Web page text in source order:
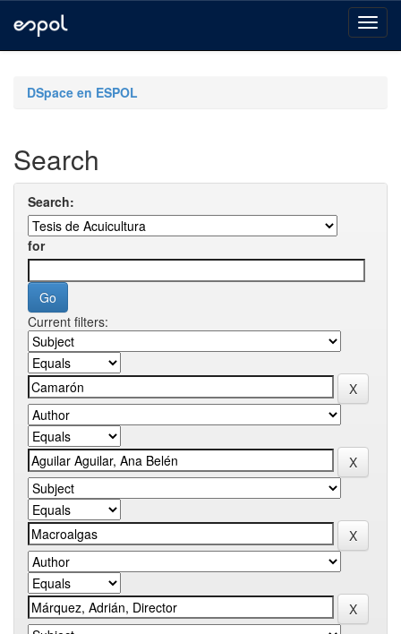
navigationDSpace en ESPOL
Search
Search:
for
Current filters: